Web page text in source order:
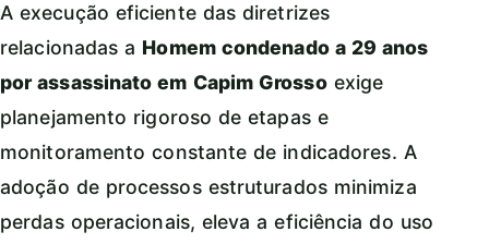
A execução eficiente das diretrizes
relacionadas a Homem condenado a 29 anos
por assassinato em Capim Grossoexige
planejamento rigoroso de etapas e
monitoramento constante de indicadores. A
adoção de processos estruturados minimiza
perdas operacionais, eleva a eficiência do uso